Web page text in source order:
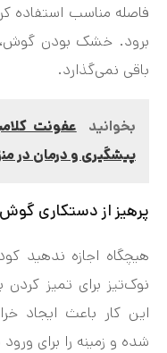
فاصله مناسب استفاده
برود. خشک بودن گوش،
باقی نمی‌گذارد.
بخوانید
عفونت
پیشگیری و درمان در
پرهیز از دستکاری گوش
هیچگاه اجازه ندهید
نوک‌تیز برای تمیز
این کار باعث
شده و زمینه را برای